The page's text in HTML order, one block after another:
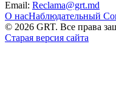
Email: Reclama@grt.md
О насНаблюдательный
© 2026 GRT. Все права
Старая версия сайта